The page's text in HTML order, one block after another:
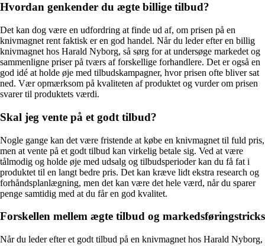
Hvordan genkender du ægte billige tilbud?
Det kan dog være en udfordring at finde ud af, om prisen på en
knivmagnet rent faktisk er en god handel. Når du leder efter en billig
knivmagnet hos Harald Nyborg, så sørg for at undersøge markedet og
sammenligne priser på tværs af forskellige forhandlere. Det er også en
god idé at holde øje med tilbudskampagner, hvor prisen ofte bliver sat
ned. Vær opmærksom på kvaliteten af produktet og vurder om prisen
svarer til produktets værdi.
Skal jeg vente på et godt tilbud?
Nogle gange kan det være fristende at købe en knivmagnet til fuld pris,
men at vente på et godt tilbud kan virkelig betale sig. Ved at være
tålmodig og holde øje med udsalg og tilbudsperioder kan du få fat i
produktet til en langt bedre pris. Det kan kræve lidt ekstra research og
forhåndsplanlægning, men det kan være det hele værd, når du sparer
penge samtidig med at du får en god kvalitet.
Forskellen mellem ægte tilbud og markedsføringstricks
Når du leder efter et godt tilbud på en knivmagnet hos Harald Nyborg,